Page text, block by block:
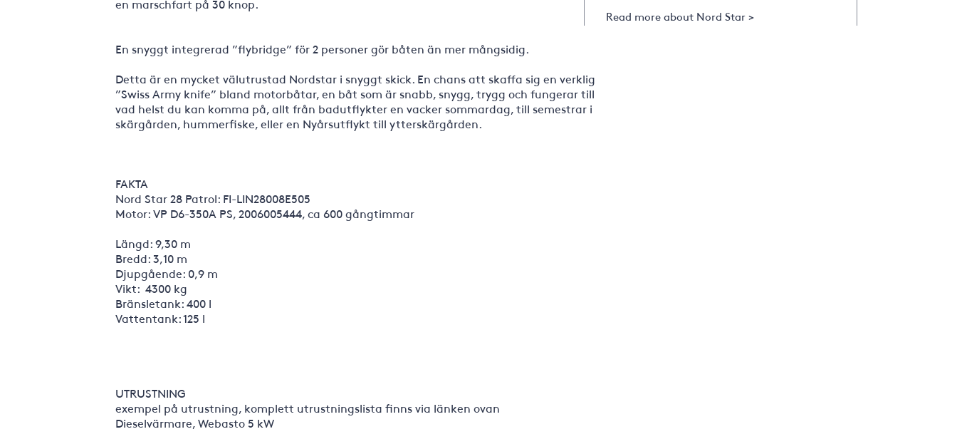
en marschfart på 30 knop.
En snyggt integrerad ”flybridge” för 2 personer gör båten än mer mångsidig.
Detta är en mycket välutrustad Nordstar i snyggt skick. En chans att skaffa sig en verklig
”Swiss Army knife” bland motorbåtar, en båt som är snabb, snygg, trygg och fungerar till
vad helst du kan komma på, allt från badutflykter en vacker sommardag, till semestrar i
skärgården, hummerfiske, eller en Nyårsutflykt till ytterskärgården.
FAKTA
Nord Star 28 Patrol: FI-LIN28008E505
Motor: VP D6-350A PS, 2006005444, ca 600 gångtimmar
Längd: 9,30 m
Bredd: 3,10 m
Djupgående: 0,9 m
Vikt: 4300 kg
Bränsletank: 400 l
Vattentank: 125 l
UTRUSTNING
exempel på utrustning, komplett utrustningslista finns via länken ovan
Dieselvärmare, Webasto 5 kW
Read more about Nord Star >